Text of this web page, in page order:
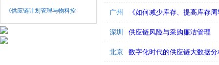
《供应链计划管理与物料控 广州 《如何减少库存、提高库存
深圳 供应链风险与采购廉洁管理
北京 数字化时代的供应链大数据